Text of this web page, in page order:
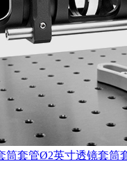
筒套管Ø2英寸透镜套筒